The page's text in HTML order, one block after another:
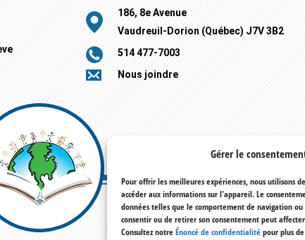
Gérer le
Pour offrir les meilleures expériences, nous utilisons
accéder aux informations sur l'appareil. Le
données telles que le comportement de navigation
consentir ou de retirer son consentement peut
Consultez notreÉnoncé de confidentialitépour plus
186, 8e Avenue
Vaudreuil-Dorion (Québec) J7V 3B2
514 477-7003
Nous joindre